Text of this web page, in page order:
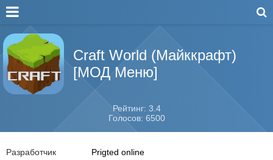
Craft World (Майккрафт)
[МОД Меню]
Рейтинг: 3.4
Голосов: 6500
Разработчик Prigted online